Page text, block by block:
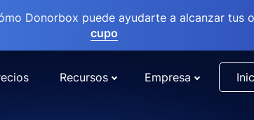
Donorbox puede ayudarte a alcanzar tus
cupo
Recursos Empresa